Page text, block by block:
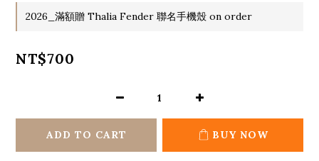
2026_滿額贈 Thalia Fender 聯名手機殼 on order
NT$700
ADD TO CART BUY NOW